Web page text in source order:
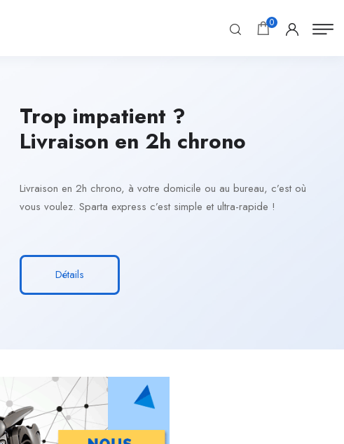
0
Trop impatient ?
Livraison en 2h chrono
Livraison en 2h chrono, à votre domicile ou au bureau, c’est où
vous voulez. Sparta express c’est simple et ultra-rapide !
Détails